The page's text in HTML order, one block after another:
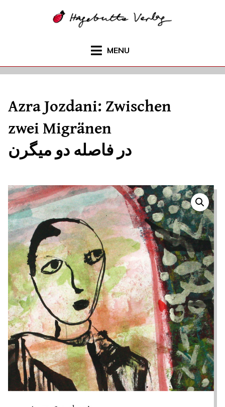
MENU
Azra Jozdani: Zwischen
zwei Migränen
در فاصله دو میگرن